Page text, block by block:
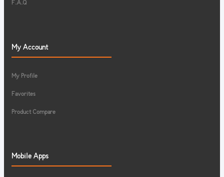
F.A.Q
My Account
My Profile
Favorites
Product Compare
Mobile Apps